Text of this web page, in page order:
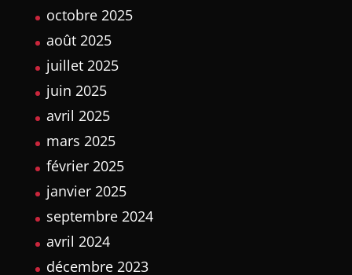
octobre 2025
août 2025
juillet 2025
juin 2025
avril 2025
mars 2025
février 2025
janvier 2025
septembre 2024
avril 2024
décembre 2023